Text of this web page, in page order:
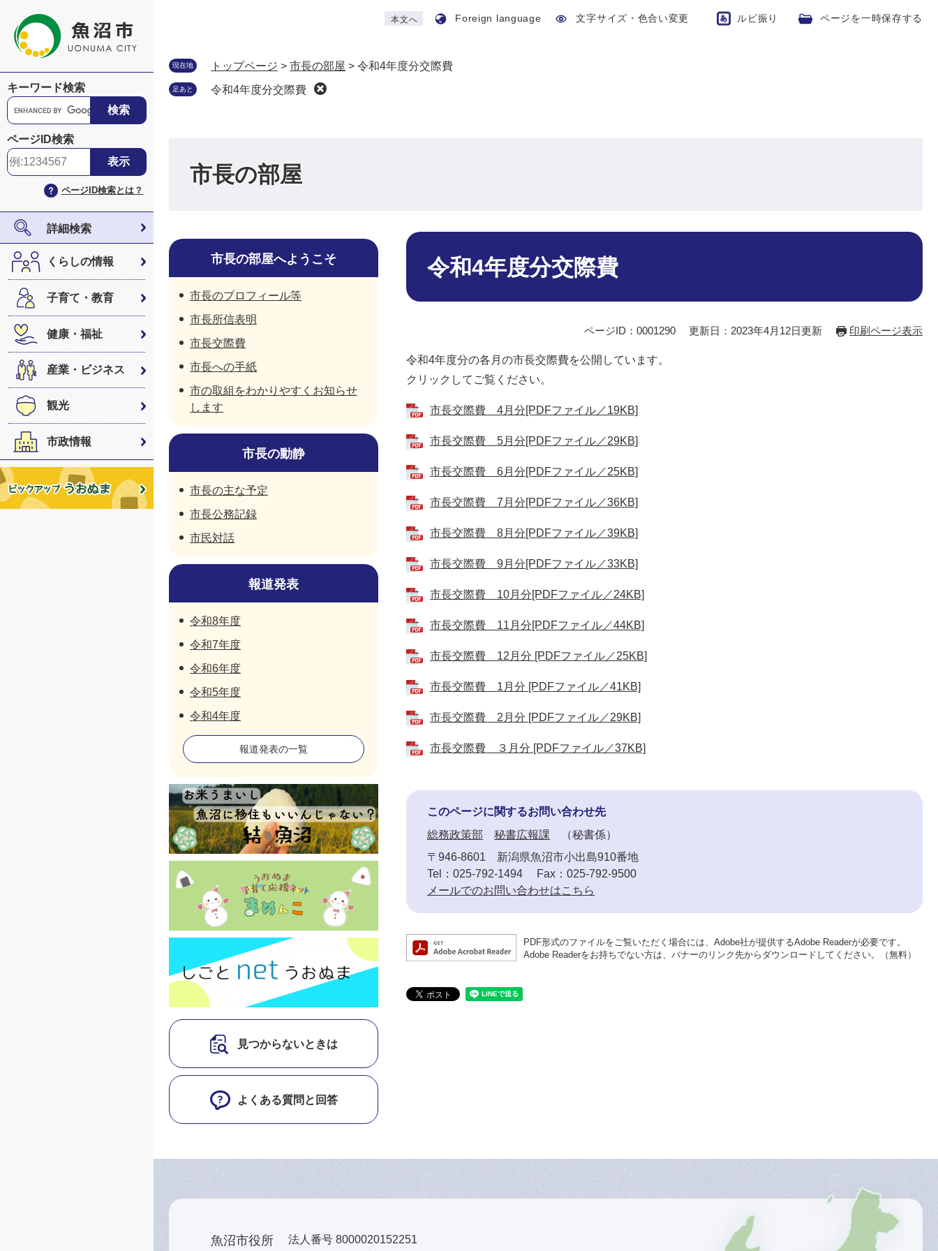
本文へ Foreign language 文字サイズ・色合い変更 ルビ振り ページを一時保存する
キーワード検索
G
o
o
g
ス
タ
ム
検
索
ページID検索
ページID検索とは？
詳細検索
くらしの情報
子育て・教育
健康・福祉
産業・ビジネス
観光
市政情報
現在地 トップページ > 市長の部屋 > 令和4年度分交際費
足あと 令和4年度分交際費
市長の部屋
本
令和4年度分交際費
ページID：0001290 更新日：2023年4月12日更新 印刷ページ表示
令和4年度分の各月の市長交際費を公開しています。
クリックしてご覧ください。
市長交際費 4月分[PDFファイル／19KB]
市長交際費 5月分[PDFファイル／29KB]
市長交際費 6月分[PDFファイル／25KB]
市長交際費 7月分[PDFファイル／36KB]
市長交際費 8月分[PDFファイル／39KB]
市長交際費 9月分[PDFファイル／33KB]
市長交際費 10月分[PDFファイル／24KB]
市長交際費 11月分[PDFファイル／44KB]
市長交際費 12月分 [PDFファイル／25KB]
市長交際費 1月分 [PDFファイル／41KB]
市長交際費 2月分 [PDFファイル／29KB]
市長交際費 ３月分 [PDFファイル／37KB]
このページに関するお問い合わせ先
総務政策部
秘書広報課
秘書係
〒946-8601
新潟県魚沼市小出島910番地
Tel：025-792-1494
Fax：025-792-9500
メールでのお問い合わせはこちら
PDF形式のファイルをご覧いただく場合には、Adobe社が提供するAdobe Readerが必要です。
Adobe Readerをお持ちでない方は、バナーのリンク先からダウンロードしてください。（無料）
市長の部屋へようこそ
市長のプロフィール等
市長所信表明
市長交際費
市長への手紙
市の取組をわかりやすくお知らせ
します
市長の動静
市長の主な予定
市長公務記録
市民対話
報道発表
令和8年度
令和7年度
令和6年度
令和5年度
令和4年度
報道発表の一覧
見つからないときは
よくある質問と回答
魚沼市役所
法人番号 8000020152251